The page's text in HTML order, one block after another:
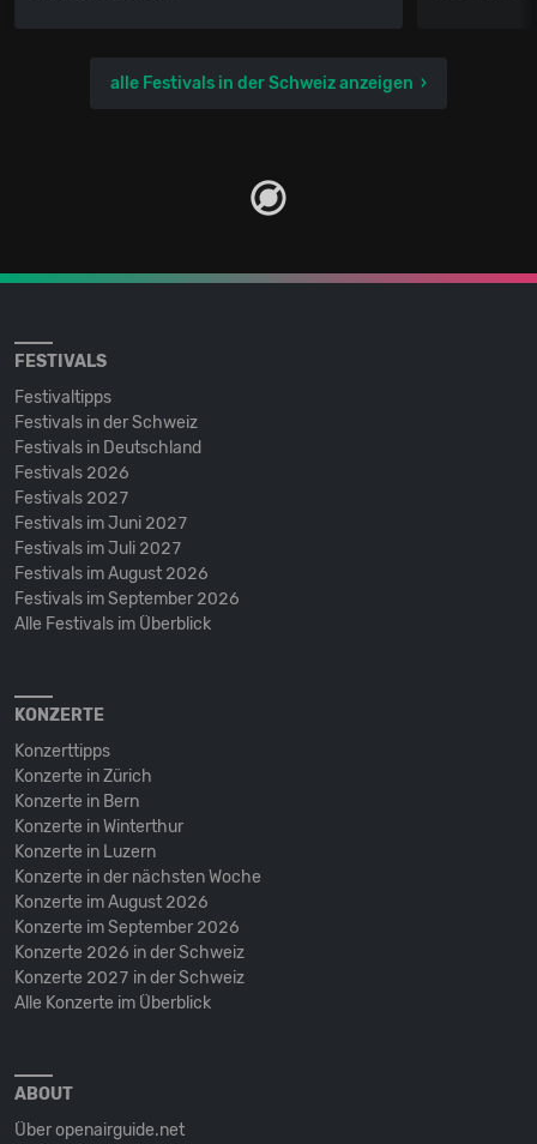
alle Festivals in der Schweiz anzeigen
FESTIVALS
Festivaltipps
Festivals in der Schweiz
Festivals in Deutschland
Festivals 2026
Festivals 2027
Festivals im Juni 2027
Festivals im Juli 2027
Festivals im August 2026
Festivals im September 2026
Alle Festivals im Überblick
KONZERTE
Konzerttipps
Konzerte in Zürich
Konzerte in Bern
Konzerte in Winterthur
Konzerte in Luzern
Konzerte in der nächsten Woche
Konzerte im August 2026
Konzerte im September 2026
Konzerte 2026 in der Schweiz
Konzerte 2027 in der Schweiz
Alle Konzerte im Überblick
ABOUT
Über openairguide.net